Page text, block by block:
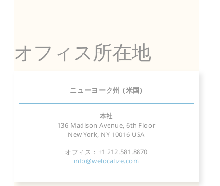
オフィス所在地
ニューヨーク州 (米国)
本社
136 Madison Avenue, 6th Floor
New York, NY 10016 USA
オフィス：+1 212.581.8870
info@welocalize.com